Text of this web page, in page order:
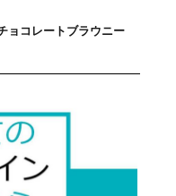
ョコレートブラウニー